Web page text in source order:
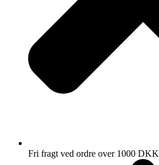
Fri fragt ved ordre over 1000 DKK